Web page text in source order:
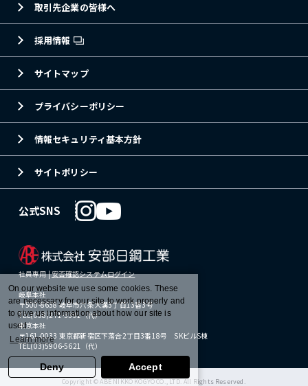
取引先企業の皆様へ
採用情報
サイトマップ
プライバシーポリシー
情報セキュリティ基本方針
サイトポリシー
公式SNS
社員専用 |安否確認システムログイン
岐阜本社
〒500-8638 岐阜市六条大溝3丁目13番3号
TEL(058)271-3391（代）
東京本社
〒161-0033 東京都新宿区下落合2丁目3番18号 SKビルS棟
TEL(03)5906-5621（代）
Copyright © ABE NIKKO KOGYO CO., LTD. All Rights Reserved.
On our website we use some cookies. These
are necessary for our site to work properly and
to give us information about how our site is
used.
Learn more
Deny Accept